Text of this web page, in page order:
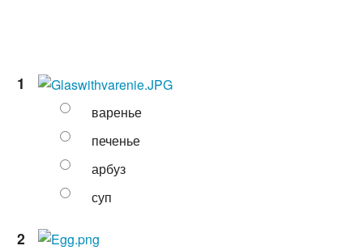
1
варенье
печенье
арбуз
суп
2